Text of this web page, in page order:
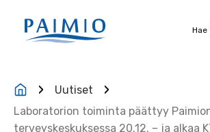
Hae
Uutiset
Laboratorion toiminta päättyy
terveyskeskuksessa 20.12. – ja alkaa